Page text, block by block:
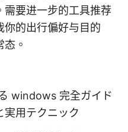
需要进一步的工具推荐
你的出行偏好与目的
。
windows 完全ガイド
用テクニック